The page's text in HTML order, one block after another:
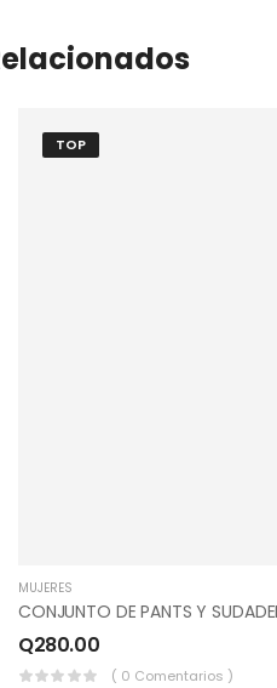
TOP
MUJERES
Q280.00
( 0 Comentarios )